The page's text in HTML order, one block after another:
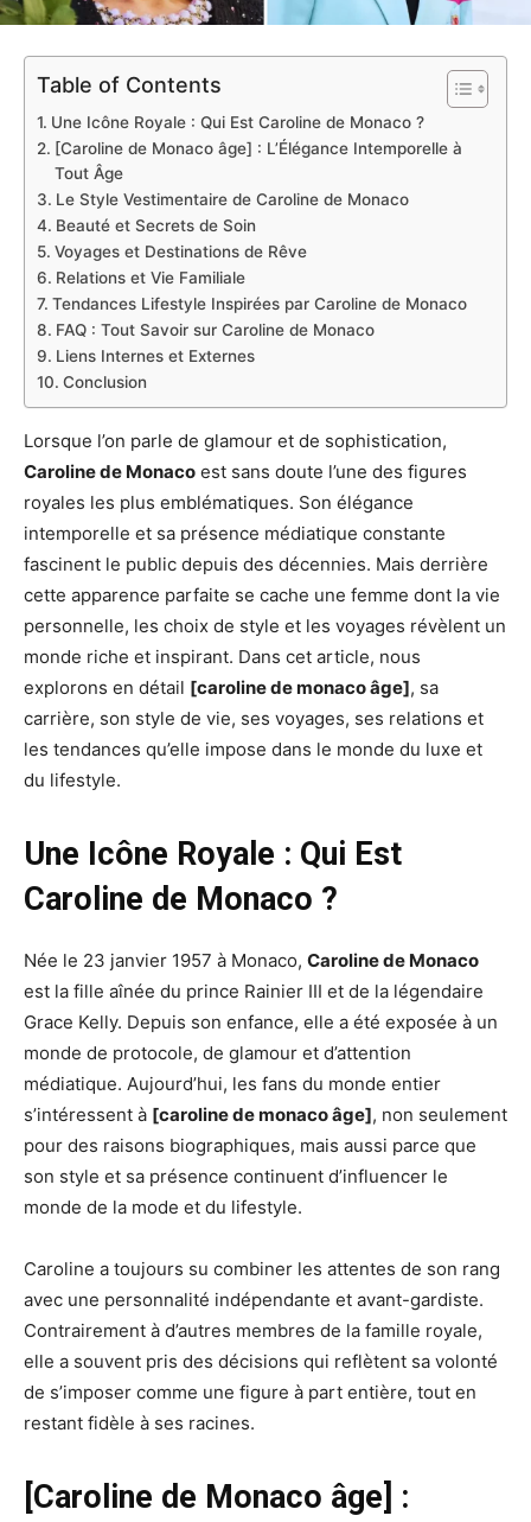
Table of Contents
Une Icône Royale : Qui Est Caroline de Monaco ?
[Caroline de Monaco âge] : L’Élégance Intemporelle à
Tout Âge
Le Style Vestimentaire de Caroline de Monaco
Beauté et Secrets de Soin
Voyages et Destinations de Rêve
Relations et Vie Familiale
Tendances Lifestyle Inspirées par Caroline de Monaco
FAQ : Tout Savoir sur Caroline de Monaco
Liens Internes et Externes
Conclusion
Lorsque l’on parle de glamour et de sophistication,
Caroline de Monaco est sans doute l’une des figures
royales les plus emblématiques. Son élégance
intemporelle et sa présence médiatique constante
fascinent le public depuis des décennies. Mais derrière
cette apparence parfaite se cache une femme dont la vie
personnelle, les choix de style et les voyages révèlent un
monde riche et inspirant. Dans cet article, nous
explorons en détail [caroline de monaco âge], sa
carrière, son style de vie, ses voyages, ses relations et
les tendances qu’elle impose dans le monde du luxe et
du lifestyle.
Une Icône Royale : Qui Est
Caroline de Monaco ?
Née le 23 janvier 1957 à Monaco, Caroline de Monaco
est la fille aînée du prince Rainier III et de la légendaire
Grace Kelly. Depuis son enfance, elle a été exposée à un
monde de protocole, de glamour et d’attention
médiatique. Aujourd’hui, les fans du monde entier
s’intéressent à [caroline de monaco âge], non seulement
pour des raisons biographiques, mais aussi parce que
son style et sa présence continuent d’influencer le
monde de la mode et du lifestyle.
Caroline a toujours su combiner les attentes de son rang
avec une personnalité indépendante et avant-gardiste.
Contrairement à d’autres membres de la famille royale,
elle a souvent pris des décisions qui reflètent sa volonté
de s’imposer comme une figure à part entière, tout en
restant fidèle à ses racines.
[Caroline de Monaco âge] :